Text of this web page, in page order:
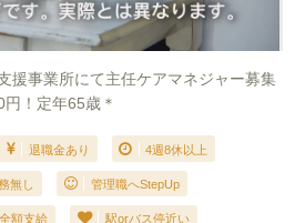
援事業所にて主任ケアマネジャー募集
！定年65歳＊
退職金あり 4週8休以上
無し 管理職へStepUp
額支給 駅orバス停近い